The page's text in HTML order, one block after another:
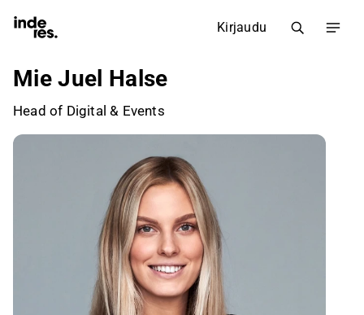
Kirjaudu
Mie Juel Halse
Head of Digital & Events